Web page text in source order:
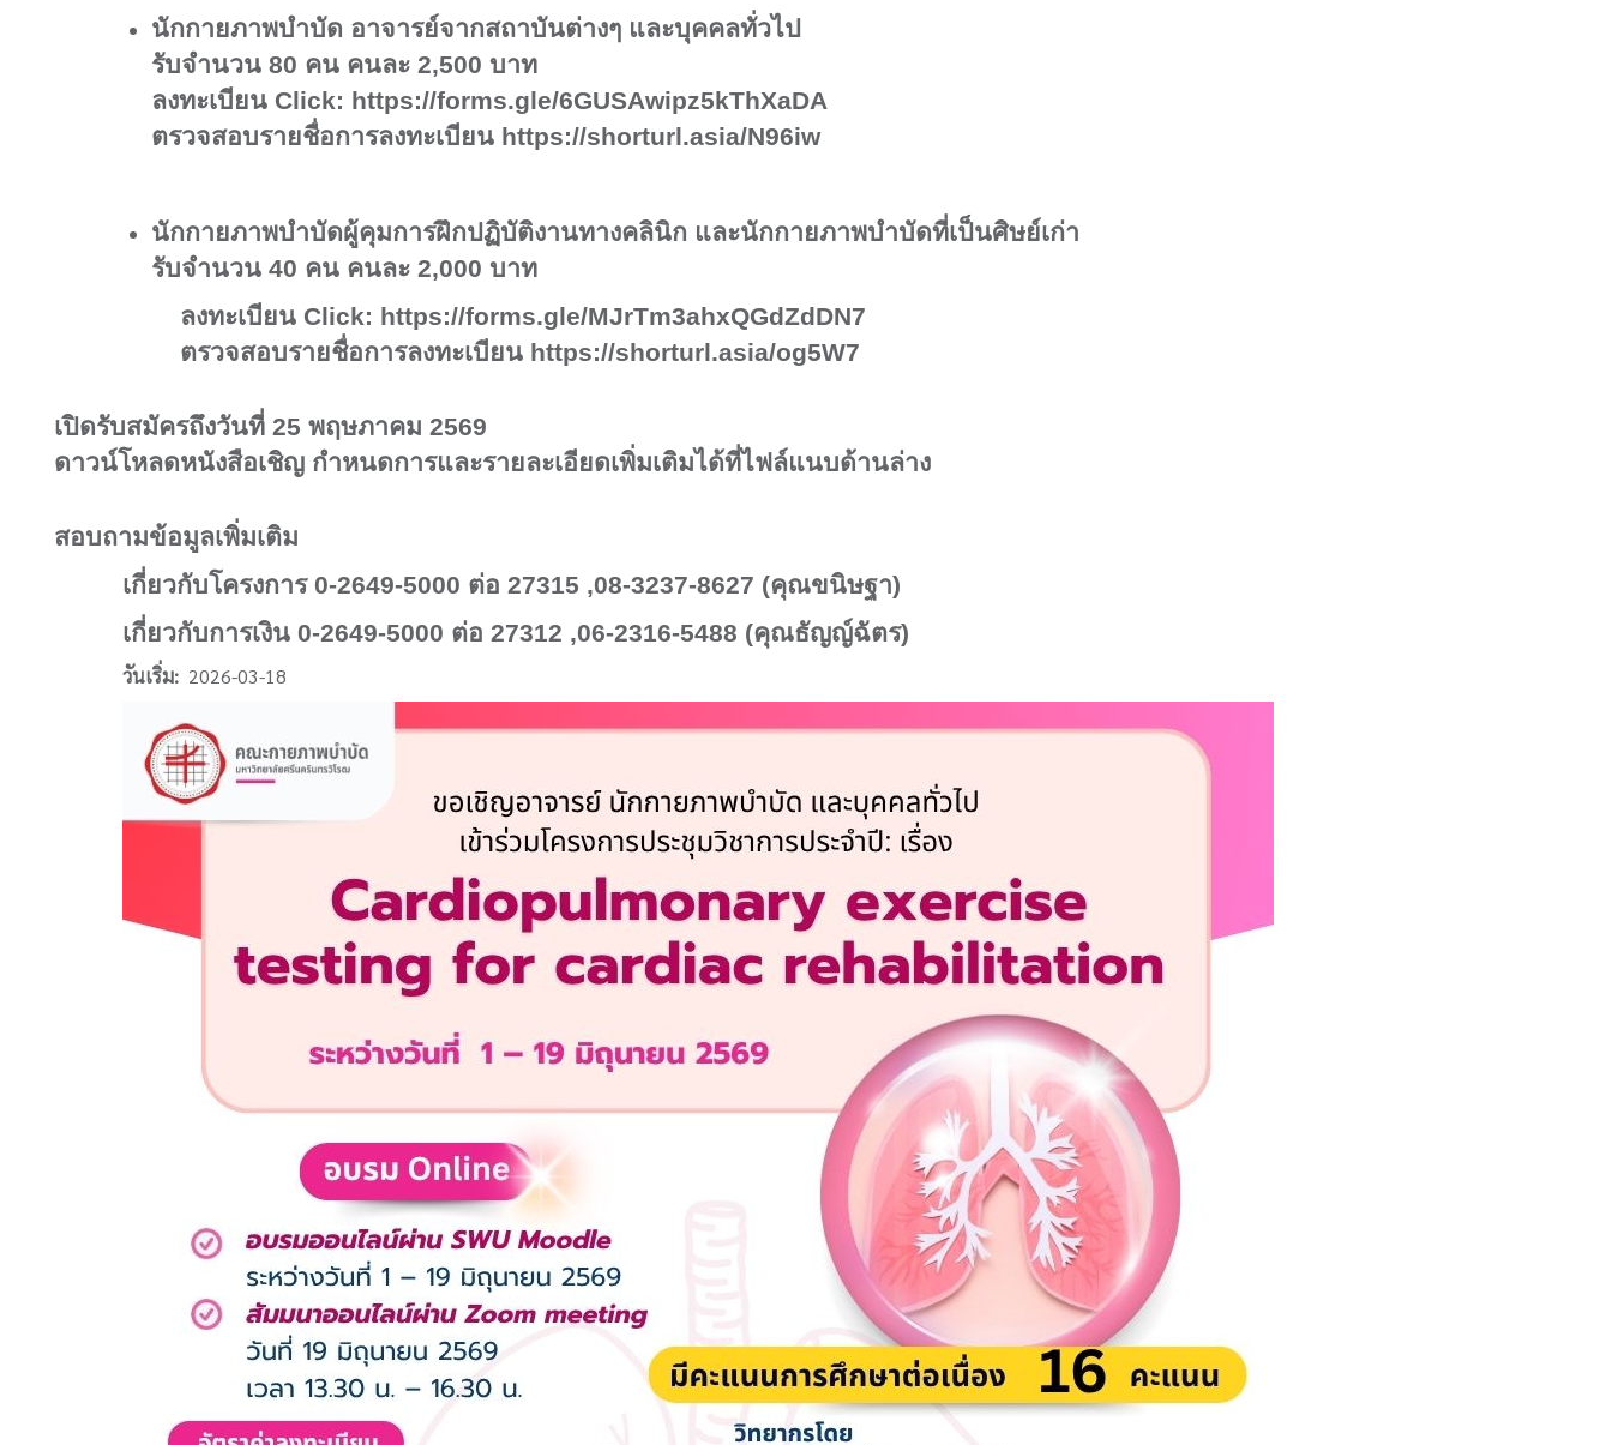
นักกายภาพบำบัด อาจารย์จากสถาบันต่างๆ และบุคคลทั่วไป
รับจำนวน 80 คน คนละ 2,500 บาท
ลงทะเบียน Click: https://forms.gle/6GUSAwipz5kThXaDA
ตรวจสอบรายชื่อการลงทะเบียน https://shorturl.asia/N96iw
นักกายภาพบำบัดผู้คุมการฝึกปฏิบัติงานทางคลินิก และนักกายภาพบำบัดที่เป็นศิษย์เก่า
รับจำนวน 40 คน คนละ 2,000 บาท
ลงทะเบียน Click: https://forms.gle/MJrTm3ahxQGdZdDN7
ตรวจสอบรายชื่อการลงทะเบียน https://shorturl.asia/og5W7
เปิดรับสมัครถึงวันที่ 25 พฤษภาคม 2569
ดาวน์โหลดหนังสือเชิญ กำหนดการและรายละเอียดเพิ่มเติมได้ที่ไฟล์แนบด้านล่าง
สอบถามข้อมูลเพิ่มเติม
เกี่ยวกับโครงการ 0-2649-5000 ต่อ 27315 ,08-3237-8627 (คุณขนิษฐา)
เกี่ยวกับการเงิน 0-2649-5000 ต่อ 27312 ,06-2316-5488 (คุณธัญญ์ฉัตร)
วันเริ่ม 2026-03-18